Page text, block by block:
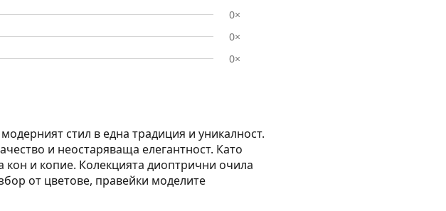
0×
0×
0×
стил в една традиция и уникалност.
и неостаряваща елегантност. Като
кон и копие. Колекцията диоптрични очила
от цветове, правейки моделите